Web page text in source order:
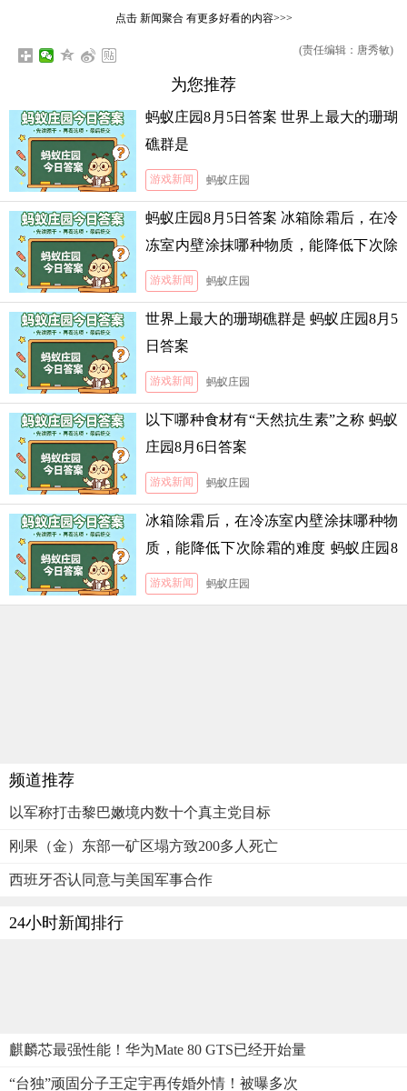
点击 新闻聚合有更多好看的内容>>>
(责任编辑：唐秀敏)
为您推荐
蚂蚁庄园8月5日答案 世界上最大的珊瑚
礁群是
游戏新闻 蚂蚁庄园
蚂蚁庄园8月5日答案 冰箱除霜后，在冷
冻室内壁涂抹哪种物质，能降低下次除
霜的难度
游戏新闻 蚂蚁庄园
世界上最大的珊瑚礁群是 蚂蚁庄园8月5
日答案
游戏新闻 蚂蚁庄园
以下哪种食材有“天然抗生素”之称 蚂蚁
庄园8月6日答案
游戏新闻 蚂蚁庄园
冰箱除霜后，在冷冻室内壁涂抹哪种物
质，能降低下次除霜的难度 蚂蚁庄园8
月5日答案
游戏新闻 蚂蚁庄园
频道推荐
以军称打击黎巴嫩境内数十个真主党目标
刚果（金）东部一矿区塌方致200多人死亡
西班牙否认同意与美国军事合作
24小时新闻排行
麒麟芯最强性能！华为Mate 80 GTS已经开始量
“台独”顽固分子王定宇再传婚外情！被曝多次